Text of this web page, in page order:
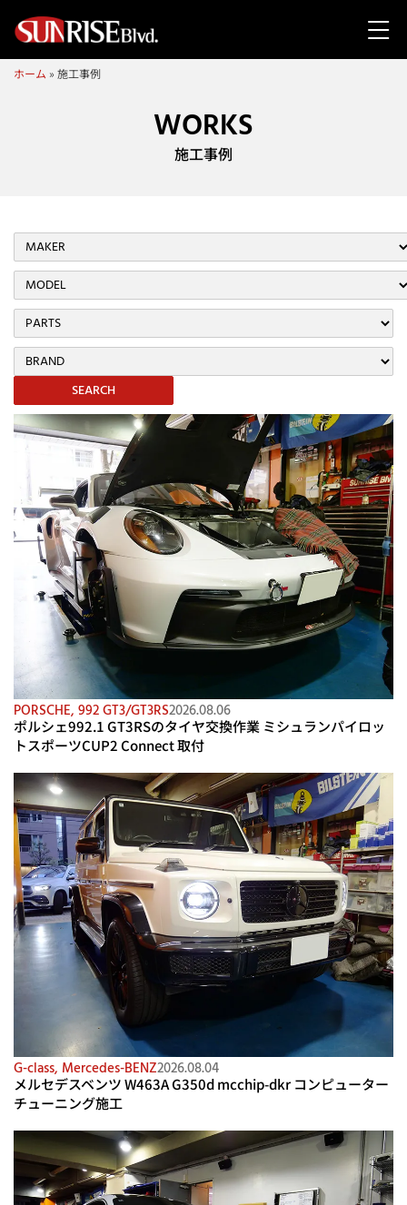
ホーム »施工事例
WORKS
施工事例
SEARCH
PORSCHE, 992 GT3/GT3RS2026.08.06
ポルシェ992.1 GT3RSのタイヤ交換作業 ミシュランパイロッ
トスポーツCUP2 Connect 取付
G-class, Mercedes-BENZ2026.08.04
メルセデスベンツ W463A G350d mcchip-dkr コンピューター
チューニング施工